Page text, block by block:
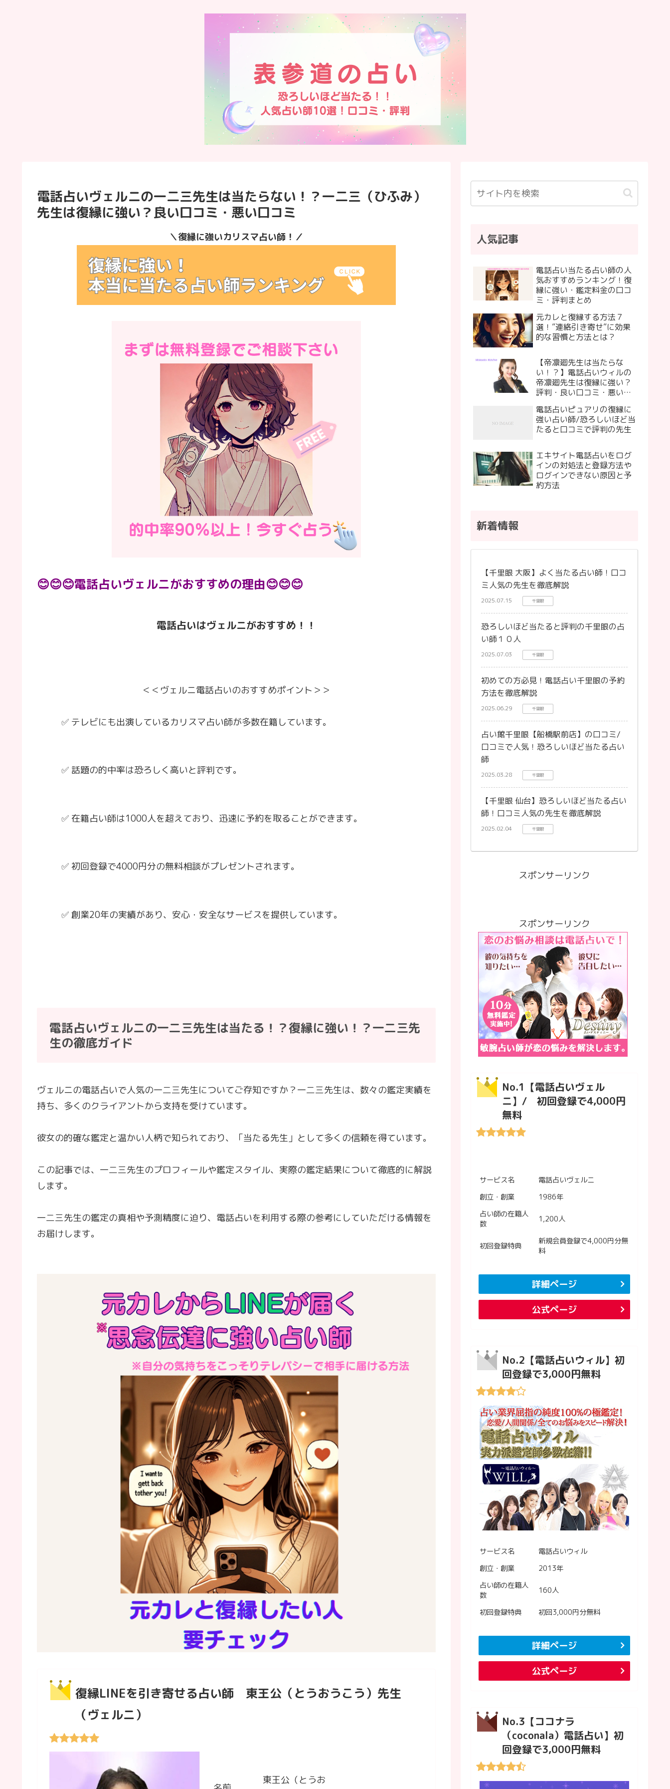
電話占いヴェルニの一二三先生は当たらない！？一二三（ひふみ）
先生は復縁に強い？良い口コミ・悪い口コミ
＼復縁に強いカリスマ占い師！／
😊😊😊電話占いヴェルニがおすすめの理由😊😊😊
電話占いはヴェルニがおすすめ！！
＜＜ヴェルニ電話占いのおすすめポイント＞＞
✅ テレビにも出演しているカリスマ占い師が多数在籍しています。
✅ 話題の的中率は恐ろしく高いと評判です。
✅ 在籍占い師は1000人を超えており、迅速に予約を取ることができます。
✅ 初回登録で4000円分の無料相談がプレゼントされます。
✅ 創業20年の実績があり、安心・安全なサービスを提供しています。
電話占いヴェルニの一二三先生は当たる！？復縁に強い！？一二三先
生の徹底ガイド
ヴェルニの電話占いで人気の一二三先生についてご存知ですか？一二三先生は、数々の鑑定実績を
持ち、多くのクライアントから支持を受けています。
彼女の的確な鑑定と温かい人柄で知られており、「当たる先生」として多くの信頼を得ています。
この記事では、一二三先生のプロフィールや鑑定スタイル、実際の鑑定結果について徹底的に解説
します。
一二三先生の鑑定の真相や予測精度に迫り、電話占いを利用する際の参考にしていただける情報を
お届けします。
復縁LINEを引き寄せる占い師 東王公（とうおうこう）先生
（ヴェルニ）
東王公（とうお
人気記事
電話占い当たる占い師の人
気おすすめランキング！復
縁に強い・鑑定料金の口コ
ミ・評判まとめ
元カレと復縁する方法７
選！”連絡引き寄せ”に効果
的な習慣と方法とは？
【帝凛廻先生は当たらな
い！？】電話占いウィルの
帝凛廻先生は復縁に強い？
評判・良い口コミ・悪い口
電話占いピュアリの復縁に
強い占い師/恐ろしいほど当
たると口コミで評判の先生
エキサイト電話占いをログ
インの対処法と登録方法や
ログインできない原因と予
約方法
新着情報
【千里眼 大阪】よく当たる占い師！口コ
ミ人気の先生を徹底解説
2025.07.15 千里眼
恐ろしいほど当たると評判の千里眼の占
い師１０人
2025.07.03 千里眼
初めての方必見！電話占い千里眼の予約
方法を徹底解説
2025.06.29 千里眼
占い館千里眼【船橋駅前店】の口コミ/
口コミで人気！恐ろしいほど当たる占い
師
2025.03.28 千里眼
【千里眼 仙台】恐ろしいほど当たる占い
師！口コミ人気の先生を徹底解説
2025.02.04 千里眼
スポンサーリンク
スポンサーリンク
No.1【電話占いヴェル
ニ】/ 初回登録で4,000円
無料
サービス名
電話占いヴェルニ
創立・創業
1986年
占い師の在籍人
数
1,200人
初回登録特典
新規会員登録で4,000円分無
料
詳細ページ
公式ページ
No.2【電話占いウィル】初
回登録で3,000円無料
サービス名
電話占いウィル
創立・創業
2013年
占い師の在籍人
数
160人
初回登録特典 初回3,000円分無料
詳細ページ
公式ページ
No.3【ココナラ
（coconala）電話占い】初
回登録で3,000円無料